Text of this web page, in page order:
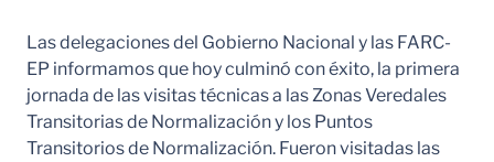
Las delegaciones del Gobierno Nacional y las FARC-
EP informamos que hoy culminó con éxito, la primera
jornada de las visitas técnicas a las Zonas Veredales
Transitorias de Normalización y los Puntos
Transitorios de Normalización. Fueron visitadas las